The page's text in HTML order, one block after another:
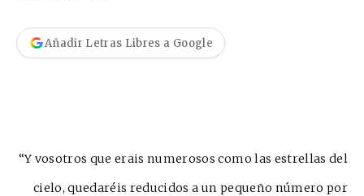
Añadir Letras Libres a Google
“Y vosotros que erais numerosos como las estrellas del
cielo, quedaréis reducidos a un pequeño número por